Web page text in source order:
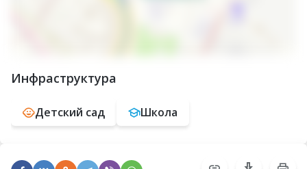
Инфраструктура
Детский сад Школа